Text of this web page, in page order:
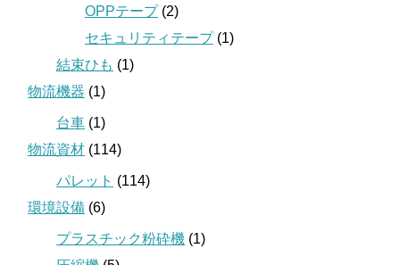
OPPテープ(2)
セキュリティテープ(1)
結束ひも (1)
物流機器 (1)
台車 (1)
物流資材 (114)
パレット (114)
環境設備 (6)
プラスチック粉砕機 (1)